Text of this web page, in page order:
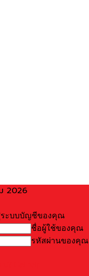
2026
ระบบบัญชีของคุณ
ชื่อผู้ใช้ของคุณ
รหัสผ่านของคุณ